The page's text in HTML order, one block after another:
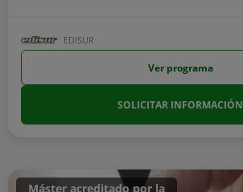
EDISUR
Ver programa
SOLICITAR INFORMACIÓN
Máster acreditado por la